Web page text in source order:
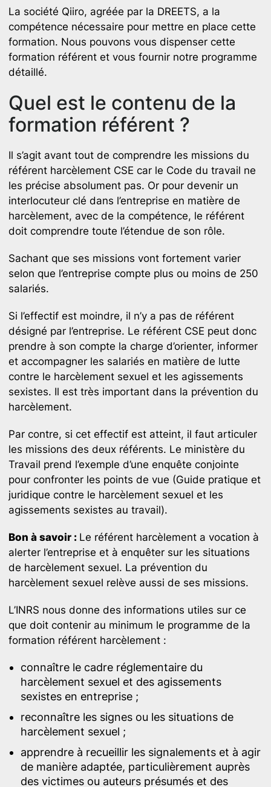
La société Qiiro, agréée par la DREETS, a la
compétence nécessaire pour mettre en place cette
formation. Nous pouvons vous dispenser cette
formation référent et vous fournir notre programme
détaillé.
Quel est le contenu de la
formation référent ?
Il s’agit avant tout de comprendre les missions du
référent harcèlement CSE car le Code du travail ne
les précise absolument pas. Or pour devenir un
interlocuteur clé dans l’entreprise en matière de
harcèlement, avec de la compétence, le référent
doit comprendre toute l’étendue de son rôle.
Sachant que ses missions vont fortement varier
selon que l’entreprise compte plus ou moins de 250
salariés.
Si l’effectif est moindre, il n’y a pas de référent
désigné par l’entreprise. Le référent CSE peut donc
prendre à son compte la charge d’orienter, informer
et accompagner les salariés en matière de lutte
contre le harcèlement sexuel et les agissements
sexistes. Il est très important dans la prévention du
harcèlement.
Par contre, si cet effectif est atteint, il faut articuler
les missions des deux référents. Le ministère du
Travail prend l’exemple d’une enquête conjointe
pour confronter les points de vue (Guide pratique et
juridique contre le harcèlement sexuel et les
agissements sexistes au travail).
Bon à savoir : Le référent harcèlement a vocation à
alerter l’entreprise et à enquêter sur les situations
de harcèlement sexuel. La prévention du
harcèlement sexuel relève aussi de ses missions.
L’INRS nous donne des informations utiles sur ce
que doit contenir au minimum le programme de la
formation référent harcèlement :
connaître le cadre réglementaire du
harcèlement sexuel et des agissements
sexistes en entreprise ;
reconnaître les signes ou les situations de
harcèlement sexuel ;
apprendre à recueillir les signalements et à agir
de manière adaptée, particulièrement auprès
des victimes ou auteurs présumés et des